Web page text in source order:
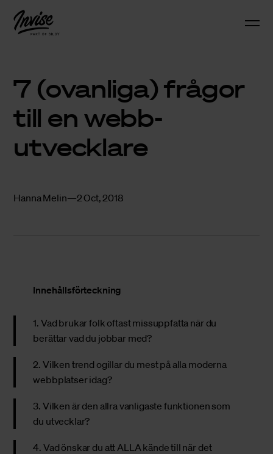
7 (ovanliga) frågor
till en webb­
utvecklare
Hanna Melin 2 Oct, 2018
Innehållsförteckning
1. Vad brukar folk oftast missuppfatta när du
berättar vad du jobbar med?
2. Vilken trend ogillar du mest på alla moderna
webbplatser idag?
3. Vilken är den allra vanligaste funktionen som
du utvecklar?
4. Vad önskar du att ALLA kände till när det